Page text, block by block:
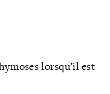
lorsqu’il est